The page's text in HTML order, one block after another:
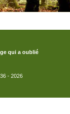
qui a oublié
2026